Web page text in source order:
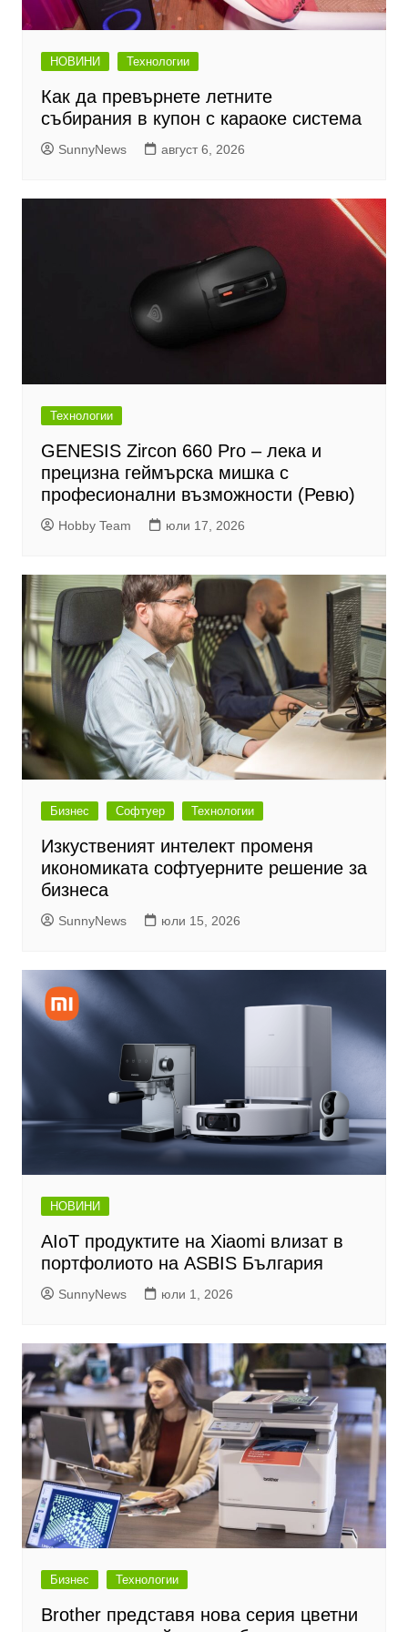
НОВИНИ Технологии
Как да превърнете летните
събирания в купон с караоке система
SunnyNews август 6, 2026
Технологии
GENESIS Zircon 660 Pro – лека и
прецизна геймърска мишка с
професионални възможности (Ревю)
Hobby Team юли 17, 2026
Бизнес Софтуер Технологии
Изкуственият интелект променя
икономиката софтуерните решение за
бизнеса
SunnyNews юли 15, 2026
НОВИНИ
AIoT продуктите на Xiaomi влизат в
портфолиото на ASBIS България
SunnyNews юли 1, 2026
Бизнес Технологии
Brother представя нова серия цветни